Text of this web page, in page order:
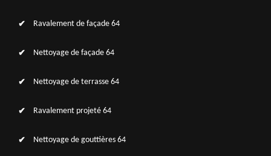
Ravalement de façade 64
Nettoyage de façade 64
Nettoyage de terrasse 64
Ravalement projeté 64
Nettoyage de gouttières 64